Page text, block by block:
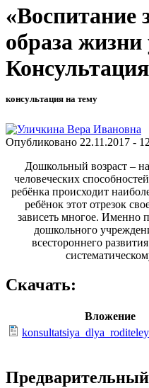
«Воспитание
образа жизни
консультация на тему
Опубликовано 22.11.2017 -
Дошкольный возраст –
человеческих
ребёнка происходит
ребёнок этот отрезок
зависеть многое. Именно
дошкольного
всестороннего
Скачать:
Вложение